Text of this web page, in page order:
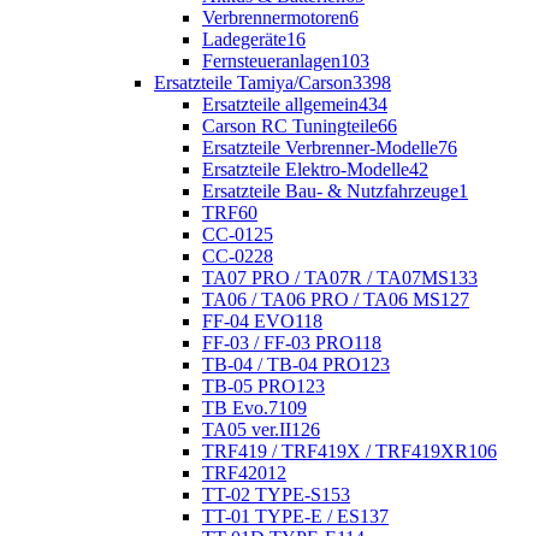
Verbrennermotoren6
Ladegeräte16
Fernsteueranlagen103
Ersatzteile Tamiya/Carson3398
Ersatzteile allgemein434
Carson RC Tuningteile66
Ersatzteile Verbrenner-Modelle76
Ersatzteile Elektro-Modelle42
Ersatzteile Bau- & Nutzfahrzeuge1
TRF60
CC-01 25
CC-0228
TA07 PRO / TA07R / TA07MS133
TA06 / TA06 PRO / TA06 MS127
FF-04 EVO118
FF-03 / FF-03 PRO118
TB-04 / TB-04 PRO123
TB-05 PRO123
TB Evo.7109
TA05 ver.II126
TRF419 / TRF419X / TRF419XR106
TRF42012
TT-02 TYPE-S153
TT-01 TYPE-E / ES137